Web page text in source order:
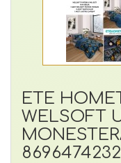
ETE
WELSOFT